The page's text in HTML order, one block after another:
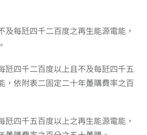
及每瓩四千二百度之再生能源電能，
瓩四千二百度以上且不及每瓩四千五
，依附表二固定二十年躉購費率之百
瓩四千五百度以上之再生能源電能，